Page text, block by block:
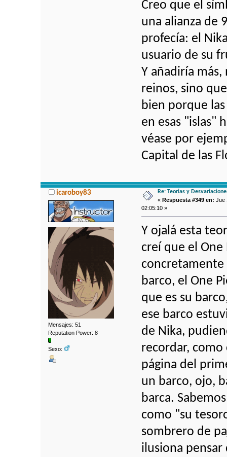
Creo que el
una alianza de
profecía: el
usuario de su
Y añadiría
reinos, sino
bien porque
en esas "islas"
véase por
Capital de las
icaroboy83
Mensajes: 51
Reputation Power: 8
Sexo:
Re: Teorias y
« Respuesta #349 en: Jue
02:05:10 »
Y ojalá esta
creí que el One
concretamente
barco, el One
que es su
ese barco
de Nika,
recordar, como
página del
un barco, ojo,
barca.
como "su
sombrero de
ilusiona pensar